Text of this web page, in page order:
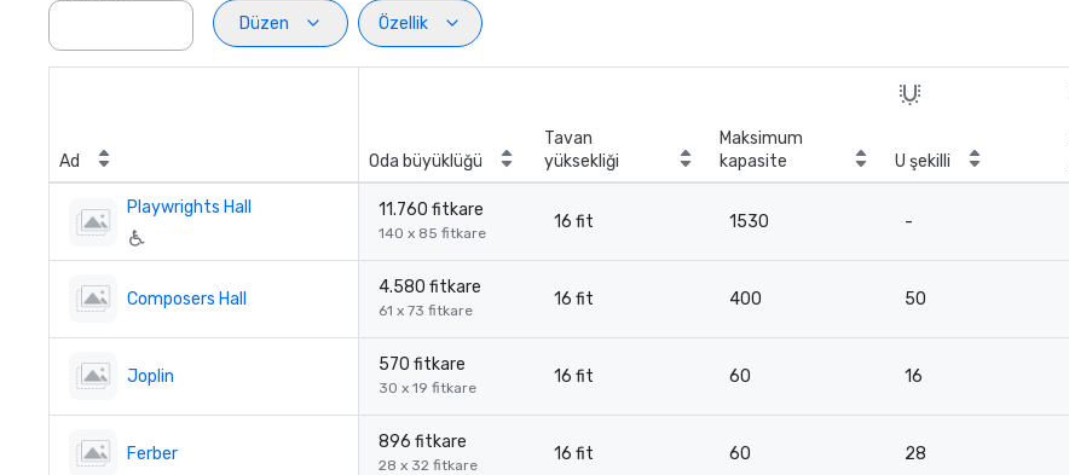
Düzen
Özellik
Ad Oda büyüklüğü
Tavan
yüksekliği
Maksimum
kapasite
U şekilli
Playwrights Hall 11.760 fitkare
140 x 85 fitkare
16 fit 1530 -
Composers Hall
4.580 fitkare
61 x 73 fitkare
16 fit 400 50
Joplin
570 fitkare
30 x 19 fitkare
16 fit 60 16
Ferber
896 fitkare
28 x 32 fitkare
16 fit 60 28